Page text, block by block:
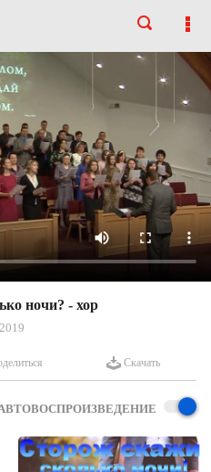
ночи? - хор
Скачать